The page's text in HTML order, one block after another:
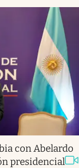
con Abelardo
presidencial